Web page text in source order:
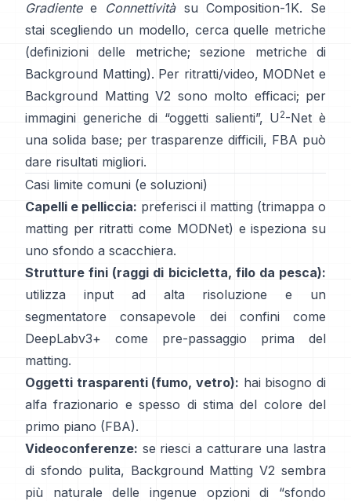
Gradientee Connettivitàsu Composition-1K. Se
stai scegliendo un modello, cerca quelle metriche
(definizioni delle metriche;
sezione metriche di
Background Matting). Per ritratti/video, MODNet e
Background Matting V2 sono molto efficaci; per
immagini generiche di “oggetti salienti”, U 2-Net è
una solida base; per trasparenze difficili, FBA può
dare risultati migliori.
Casi limite comuni (e soluzioni)
Capelli e pelliccia: preferisci il matting (trimappa o
matting per ritratti come MODNet) e ispeziona su
uno sfondo a scacchiera.
Strutture fini (raggi di bicicletta, filo da pesca):
utilizza input ad alta risoluzione e un
segmentatore consapevole dei confini come
DeepLabv3+ come pre-passaggio prima del
matting.
Oggetti trasparenti (fumo, vetro): hai bisogno di
alfa frazionario e spesso di stima del colore del
primo piano (FBA).
Videoconferenze: se riesci a catturare una lastra
di sfondo pulita, Background Matting V2 sembra
più naturale delle ingenue opzioni di “sfondo